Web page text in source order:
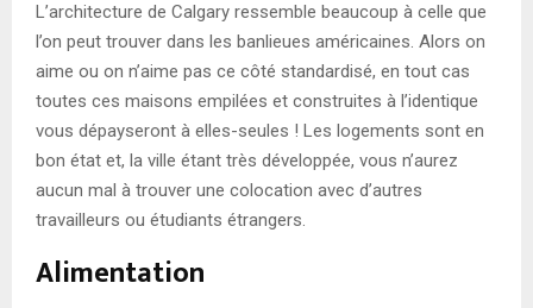
L’architecture de Calgary ressemble beaucoup à celle que
l’on peut trouver dans les banlieues américaines. Alors on
aime ou on n’aime pas ce côté standardisé, en tout cas
toutes ces maisons empilées et construites à l’identique
vous dépayseront à elles-seules ! Les logements sont en
bon état et, la ville étant très développée, vous n’aurez
aucun mal à trouver une colocation avec d’autres
travailleurs ou étudiants étrangers.
Alimentation